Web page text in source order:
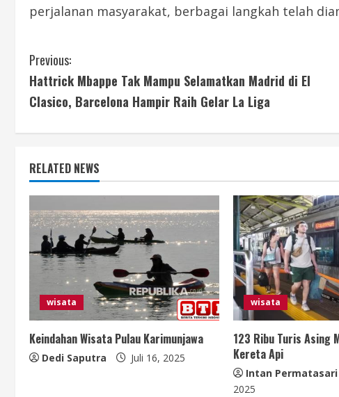
perjalanan masyarakat, berbagai langkah telah
C
o
i
n
R
e
a
Previous:
Hattrick Mbappe Tak Mampu Selamatkan Madrid di El
Clasico, Barcelona Hampir Raih Gelar La Liga
RELATED NEWS
wisata
Keindahan Wisata Pulau Karimunjawa
Dedi Saputra Juli 16, 2025
wisata
123 Ribu Turis Asing
Kereta Api
Intan Permatasari
2025